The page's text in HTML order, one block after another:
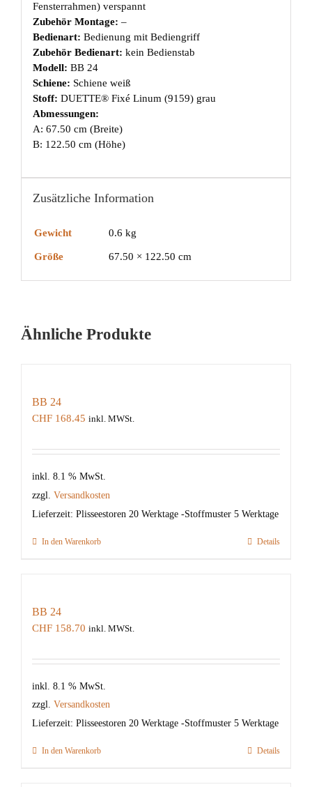
Fensterrahmen) verspannt
Zubehör Montage: –
Bedienart: Bedienung mit Bediengriff
Zubehör Bedienart: kein Bedienstab
Modell: BB 24
Schiene: Schiene weiß
Stoff: DUETTE® Fixé Linum (9159) grau
Abmessungen:
A: 67.50 cm (Breite)
B: 122.50 cm (Höhe)
Zusätzliche Information
Gewicht 0.6 kg
Größe 67.50 × 122.50 cm
Ähnliche Produkte
BB 24
CHF 168.45 inkl. MWSt.
inkl. 8.1 % MwSt.
zzgl. Versandkosten
Lieferzeit: Plisseestoren 20 Werktage -Stoffmuster 5 Werktage
In den Warenkorb Details
BB 24
CHF 158.70 inkl. MWSt.
inkl. 8.1 % MwSt.
zzgl. Versandkosten
Lieferzeit: Plisseestoren 20 Werktage -Stoffmuster 5 Werktage
In den Warenkorb Details